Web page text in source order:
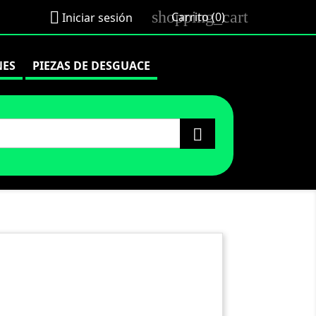
 Iniciar sesión shopping_cart
Carrito(0)
PIEZAS DE DESGUACE
